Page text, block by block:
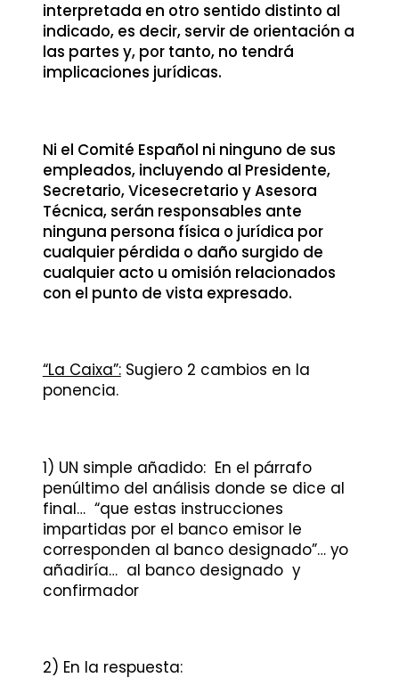
interpretada en otro sentido distinto al
indicado, es decir, servir de orientación a
las partes y, por tanto, no tendrá
implicaciones jurídicas.
Ni el Comité Español ni ninguno de sus
empleados, incluyendo al Presidente,
Secretario, Vicesecretario y Asesora
Técnica, serán responsables ante
ninguna persona física o jurídica por
cualquier pérdida o daño surgido de
cualquier acto u omisión relacionados
con el punto de vista expresado.
“La Caixa”:Sugiero 2 cambios en la
ponencia.
1) UN simple añadido: En el párrafo
penúltimo del análisis donde se dice al
final… “que estas instrucciones
impartidas por el banco emisor le
corresponden al banco designado”… yo
añadiría… al banco designado y
confirmador
2) En la respuesta: